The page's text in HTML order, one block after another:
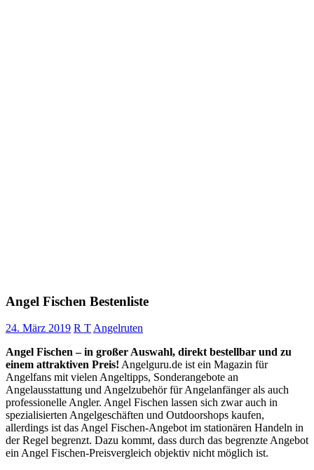
Angel Fischen Bestenliste
24. März 2019 R TAngelruten
Angel Fischen – in großer Auswahl, direkt bestellbar und zu
einem attraktiven Preis! Angelguru.de ist ein Magazin für
Angelfans mit vielen Angeltipps, Sonderangebote an
Angelausstattung und Angelzubehör für Angelanfänger als auch
professionelle Angler. Angel Fischen lassen sich zwar auch in
spezialisierten Angelgeschäften und Outdoorshops kaufen,
allerdings ist das Angel Fischen-Angebot im stationären Handeln in
der Regel begrenzt. Dazu kommt, dass durch das begrenzte Angebot
ein Angel Fischen-Preisvergleich objektiv nicht möglich ist.